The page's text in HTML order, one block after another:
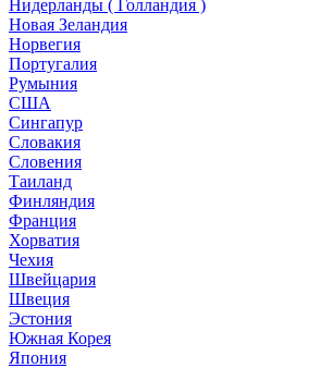
Нидерланды ( Голландия )
Новая Зеландия
Норвегия
Португалия
Румыния
США
Сингапур
Словакия
Словения
Таиланд
Финляндия
Франция
Хорватия
Чехия
Швейцария
Швеция
Эстония
Южная Корея
Япония